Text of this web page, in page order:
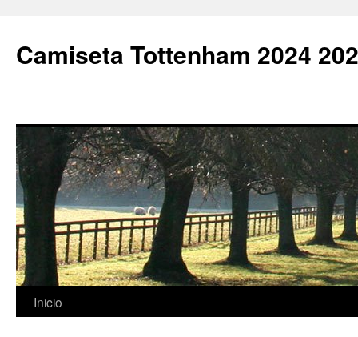
Camiseta Tottenham 2024
Saltar
Inicio